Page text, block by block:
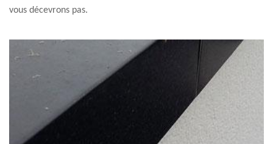
vous décevrons pas.